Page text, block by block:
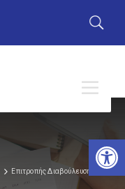
Επιτροπής Διαβούλευσης